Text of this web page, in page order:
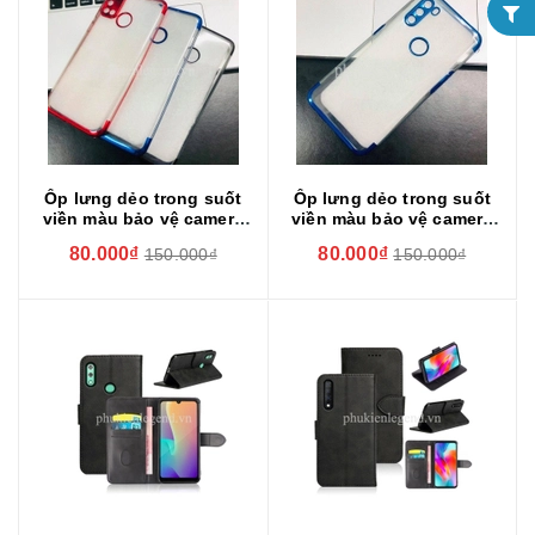
Ốp lưng dẻo trong suốt
viền màu bảo vệ camera
80.000₫ 150.000₫
Ốp lưng dẻo trong suốt
viền màu bảo vệ camera
80.000₫ 150.000₫